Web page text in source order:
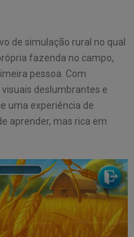
de simulação rural no qual
fazenda no campo,
pessoa. Com
deslumbrantes e
uma experiência de
aprender, mas rica em